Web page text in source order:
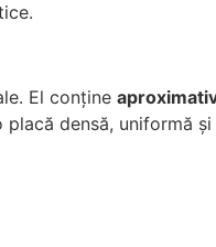
El conține
densă, uniformă